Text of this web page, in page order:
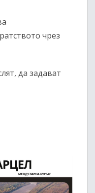
чрез
да задават